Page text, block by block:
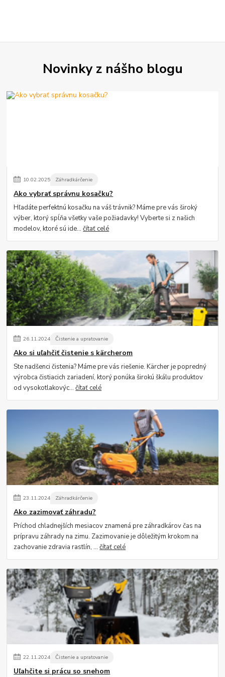
Novinky z nášho blogu
10.02.2025 Záhradkárčenie
Ako vybrať správnu kosačku?
Hľadáte perfektnú kosačku na váš trávnik? Máme pre vás široký
výber, ktorý spĺňa všetky vaše požiadavky! Vyberte si z našich
modelov, ktoré sú ide...čítať celé
26.11.2024 Čistenie a upratovanie
Ako si uľahčiť čistenie s kärcherom
Ste nadšenci čistenia? Máme pre vás riešenie. Kärcher je popredný
výrobca čistiacich zariadení, ktorý ponúka širokú škálu produktov
od vysokotlakovýc...čítať celé
23.11.2024 Záhradkárčenie
Ako zazimovať záhradu?
Príchod chladnejších mesiacov znamená pre záhradkárov čas na
prípravu záhrady na zimu. Zazimovanie je dôležitým krokom na
zachovanie zdravia rastlín, ...čítať celé
22.11.2024 Čistenie a upratovanie
Uľahčite si prácu so snehom